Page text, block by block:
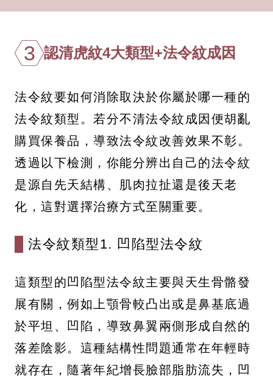
3 認清虎紋4大類型+法令紋成因
法令紋要如何消除取決於你屬於哪一種的
法令紋類型。若分不清法令紋成因便胡亂
購買保養品，導致法令紋改善效果不彰。
透過以下檢測，你能分辨出自己的法令紋
是源自先天結構、肌肉拉扯還是後天老
化，這對選擇治療方式至關重要。
法令紋類型1. 凹陷型法令紋
這類型的凹陷型法令紋主要與天生骨骼發
展有關，例如上顎骨較凸出或是鼻基底過
於平坦、凹陷，導致鼻翼兩側形成自然的
落差陰影。這種結構性問題通常在年輕時
就存在，隨著年紀增長臉部脂肪流失，凹